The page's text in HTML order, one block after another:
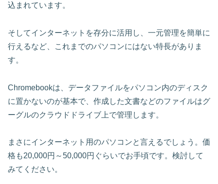
込まれています。
そしてインターネットを存分に活用し、一元管理を簡単に
行えるなど、これまでのパソコンにはない特長がありま
す。
Chromebookは、データファイルをパソコン内のディスク
に置かないのが基本で、作成した文書などのファイルはグ
ーグルのクラウドドライブ上で管理します。
まさにインターネット用のパソコンと言えるでしょう。価
格も20,000円～50,000円ぐらいでお手頃です。検討して
みてください。